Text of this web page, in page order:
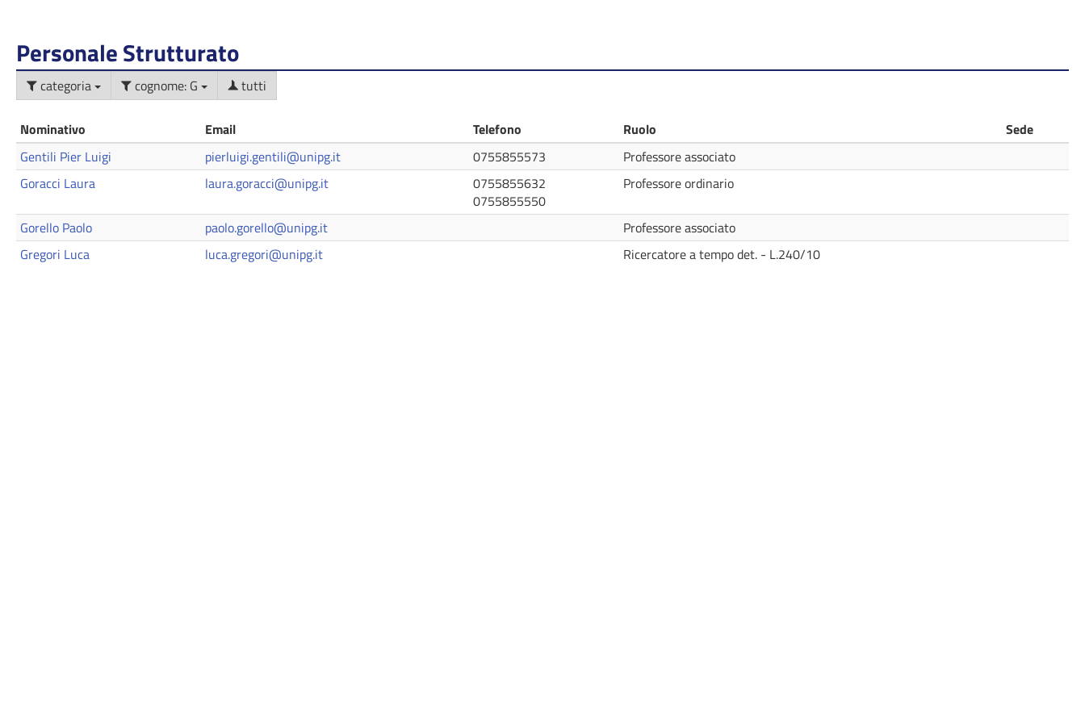
Personale Strutturato
categoria cognome: G tutti
Nominativo Email Telefono Ruolo
Sede
Gentili Pier Luigi
pierluigi.gentili@unipg.it 0755855573
Professore associato
Goracci Laura
laura.goracci@unipg.it
0755855632
0755855550
Professore ordinario
Gorello Paolo paolo.gorello@unipg.it
Professore associato
Gregori Luca
luca.gregori@unipg.it Ricercatore a tempo det. - L.240/10